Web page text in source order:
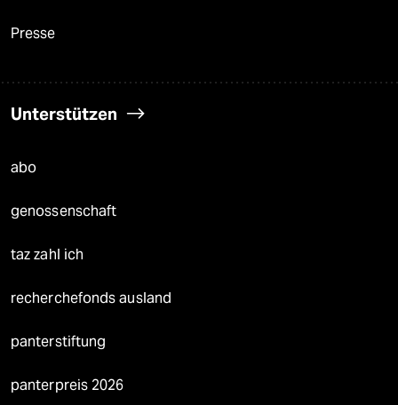
Presse
Unterstützen
abo
genossenschaft
taz zahl ich
recherchefonds ausland
panterstiftung
panterpreis 2026